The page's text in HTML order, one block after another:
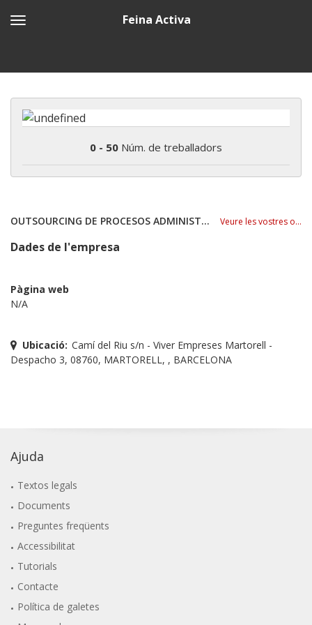
Feina Activa
0 - 50 Núm. de treballadors
OUTSOURCING DE PROCESOS ADMINISTRATIVOS SL Veure les vostres ofertes
Dades de l'empresa
Pàgina web
N/A
Ubicació: Camí del Riu s/n - Viver Empreses Martorell -
Despacho 3, 08760, MARTORELL, , BARCELONA
Ajuda
Textos legals
Documents
Preguntes freqüents
Accessibilitat
Tutorials
Contacte
Política de galetes